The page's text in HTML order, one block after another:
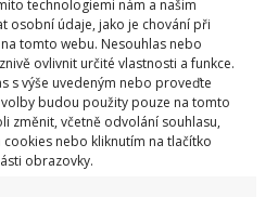
technologiemi nám a našim
osobní údaje, jako je chování při
tomto webu. Nesouhlas nebo
ovlivnit určité vlastnosti a funkce.
s výše uvedeným nebo proveďte
budou použity pouze na tomto
změnit, včetně odvolání souhlasu,
nebo kliknutím na tlačítko
obrazovky.